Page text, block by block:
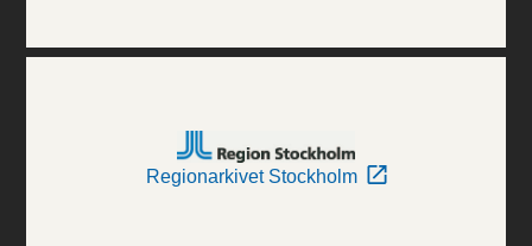
Regionarkivet Stockholm